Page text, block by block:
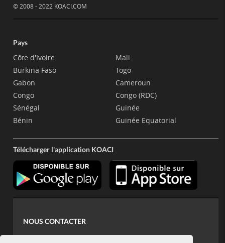
© 2008 - 2022 KOACI.COM
Pays
Côte d'Ivoire
Burkina Faso
Gabon
Congo
Sénégal
Bénin
Mali
Togo
Cameroun
Congo (RDC)
Guinée
Guinée Equatorial
Télécharger l'application KOACI
NOUS CONTACTER